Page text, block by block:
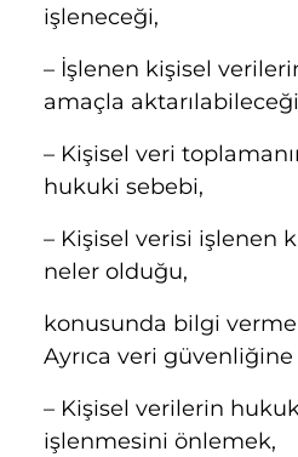
işleneceği,
– İşlenen kişisel
amaçla
– Kişisel veri
hukuki sebebi,
– Kişisel verisi işlenen
neler olduğu,
konusunda bilgi
Ayrıca veri
– Kişisel verilerin
işlenmesini önlemek,